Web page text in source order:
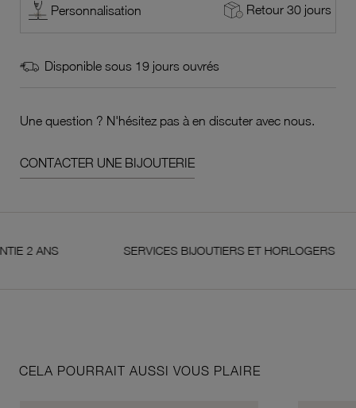
Personnalisation Retour 30 jours
Disponible sous 19 jours ouvrés
Une question ? N'hésitez pas à en discuter avec nous.
CONTACTER UNE BIJOUTERIE
SERVICES BIJOUTIERS ET HORLOGERS
CELA POURRAIT AUSSI VOUS PLAIRE